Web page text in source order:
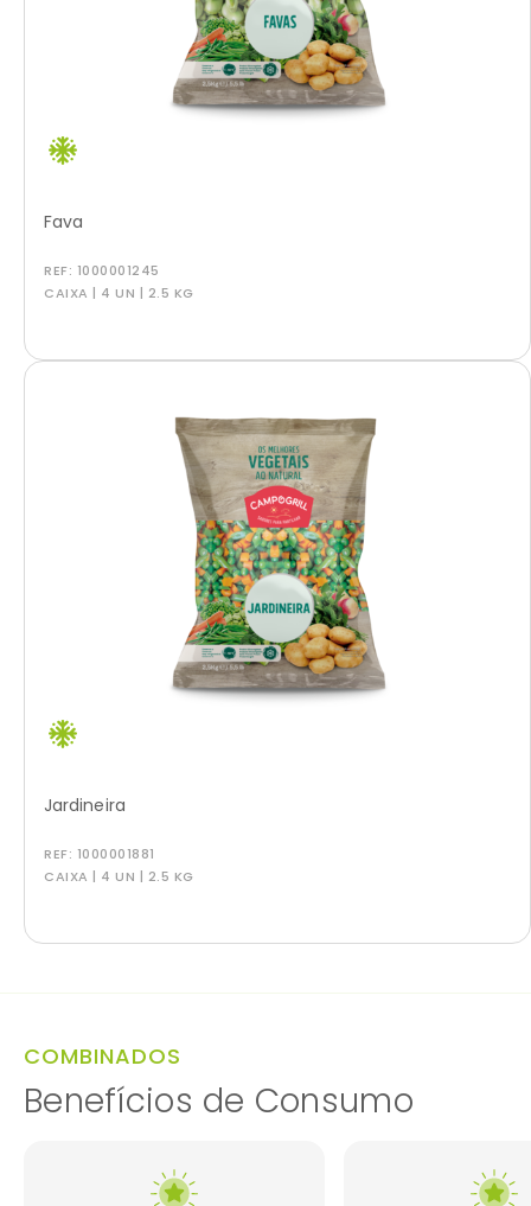
Fava
REF: 1000001245
CAIXA | 4 UN | 2.5 KG
Jardineira
REF: 1000001881
CAIXA | 4 UN | 2.5 KG
COMBINADOS
Benefícios de Consumo